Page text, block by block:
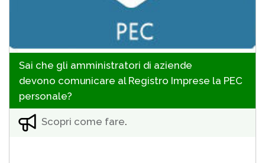
Sai che gli amministratori di aziende
devono comunicare al Registro Imprese la PEC
personale?
Scopri come fare.